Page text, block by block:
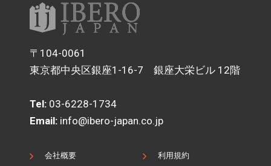
〒104-0061
東京都中央区銀座1-16-7 銀座大栄ビル 12階
Tel: 03-6228-1734
Email: info@ibero-japan.co.jp
会社概要 利用規約